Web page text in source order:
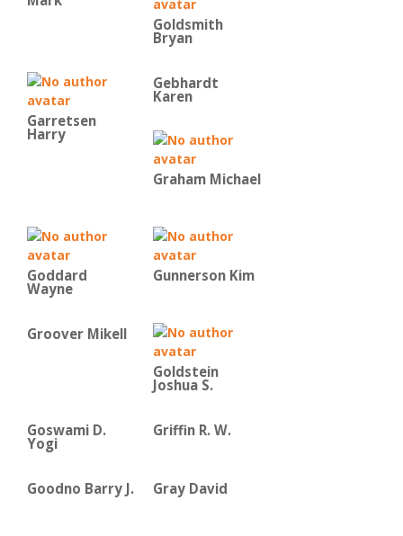
Goldsmith
Bryan
Garretsen
Harry
Gebhardt
Karen
Graham Michael
Goddard
Wayne
Gunnerson Kim
Groover Mikell
Goldstein
Joshua S.
Goswami D.
Yogi
Griffin R. W.
Goodno Barry J. Gray David